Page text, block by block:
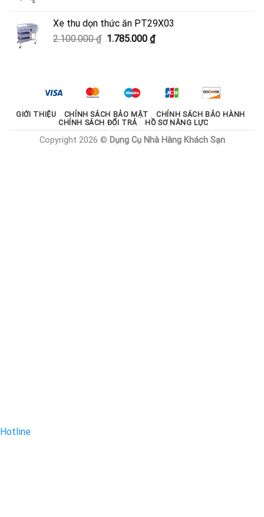
2.000.000 ₫.là:
1.800.000 ₫.
Xe thu dọn thức ăn PT29X03
2.100.000₫ Giá
1.785.000 ₫Giá
1.785.000 ₫.
GIỚI THIỆU CHÍNH SÁCH BẢO MẬT
CHÍNH SÁCH BẢO HÀNH
CHÍNH SÁCH ĐỔI TRẢ
HỒ SƠ NĂNG LỰC
Copyright 2026 © Dụng Cụ Nhà Hàng Khách Sạn
Hotline